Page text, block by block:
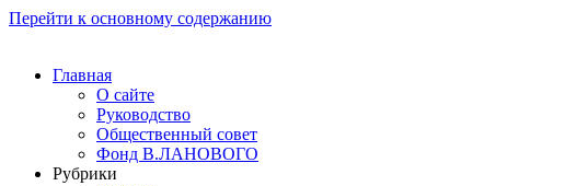
Перейти к основному содержанию
Главная
О сайте
Руководство
Общественный совет
Фонд В.ЛАНОВОГО
Рубрики